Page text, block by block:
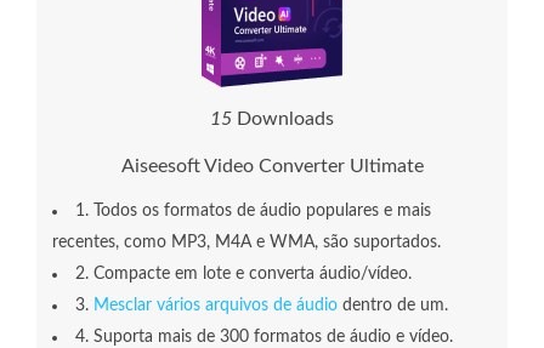
15 Downloads
Aiseesoft Video Converter Ultimate
1. Todos os formatos de áudio populares e mais
recentes, como MP3, M4A e WMA, são suportados.
2. Compacte em lote e converta áudio/vídeo.
3. Mesclar vários arquivos de áudio dentro de um.
4. Suporta mais de 300 formatos de áudio e vídeo.